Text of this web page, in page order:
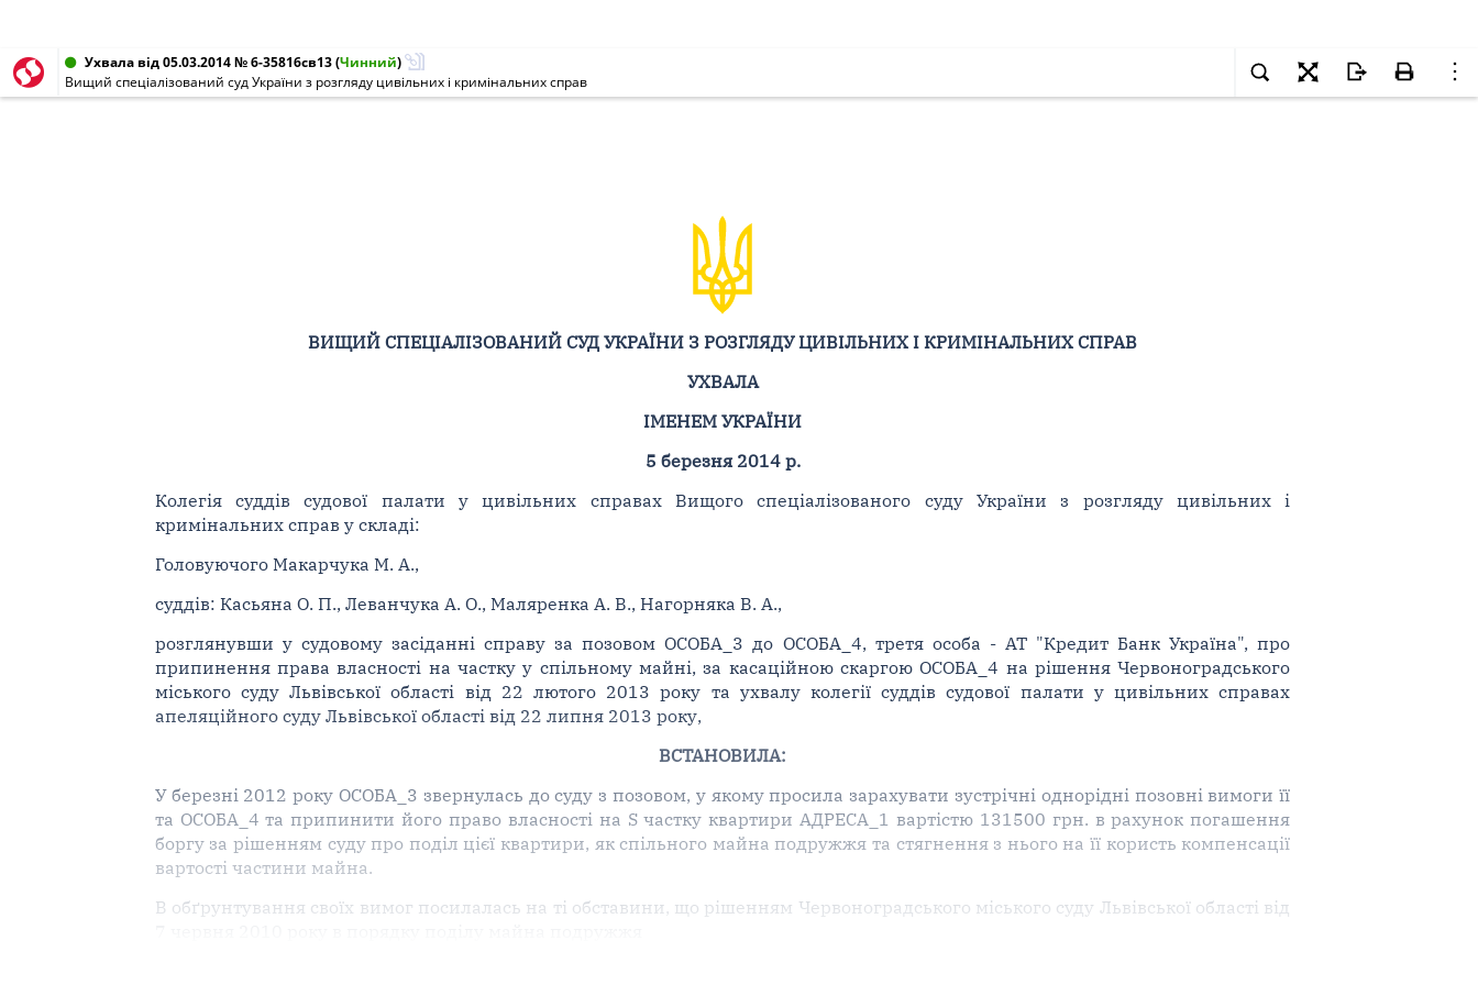
Ухвала від 05.03.2014 № 6-35816св13(Чинний)
Вищий спеціалізований суд України з розгляду цивільних і кримінальних справ
ВИЩИЙ СПЕЦІАЛІЗОВАНИЙ СУД УКРАЇНИ З РОЗГЛЯДУ ЦИВІЛЬНИХ І КРИМІНАЛЬНИХ СПРАВ
УХВАЛА
ІМЕНЕМ УКРАЇНИ
5 березня 2014 р.
Колегія суддів судової палати у цивільних справах Вищого спеціалізованого суду України з розгляду цивільних і
кримінальних справ у складі:
Головуючого Макарчука М. А.,
суддів: Касьяна О. П., Леванчука А. О., Маляренка А. В., Нагорняка В. А.,
розглянувши у судовому засіданні справу за позовом ОСОБА_3 до ОСОБА_4, третя особа - АТ "Кредит Банк Україна", про
припинення права власності на частку у спільному майні, за касаційною скаргою ОСОБА_4 на рішення Червоноградського
міського суду Львівської області від 22 лютого 2013 року та ухвалу колегії суддів судової палати у цивільних справах
апеляційного суду Львівської області від 22 липня 2013 року,
ВСТАНОВИЛА:
У березні 2012 року ОСОБА_3 звернулась до суду з позовом, у якому просила зарахувати зустрічні однорідні позовні вимоги її
та ОСОБА_4 та припинити його право власності на Ѕ частку квартири АДРЕСА_1 вартістю 131500 грн. в рахунок погашення
боргу за рішенням суду про поділ цієї квартири, як спільного майна подружжя та стягнення з нього на її користь компенсації
вартості частини майна.
В обґрунтування своїх вимог посилалась на ті обставини, що рішенням Червоноградського міського суду Львівської області від